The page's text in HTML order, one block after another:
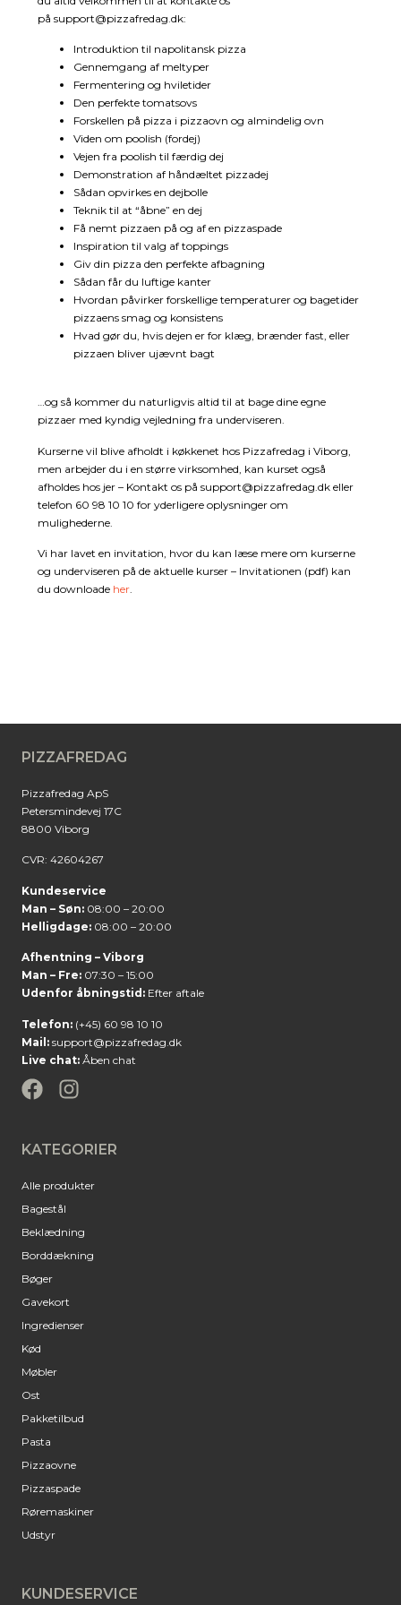
påsupport@pizzafredag.dk:
Introduktion til napolitansk pizza
Gennemgang af meltyper
Fermentering og hviletider
Den perfekte tomatsovs
Forskellen på pizza i pizzaovn og almindelig ovn
Viden om poolish (fordej)
Vejen fra poolish til færdig dej
Demonstration af håndæltet pizzadej
Sådan opvirkes en dejbolle
Teknik til at “åbne” en dej
Få nemt pizzaen på og af en pizzaspade
Inspiration til valg af toppings
Giv din pizza den perfekte afbagning
Sådan får du luftige kanter
Hvordan påvirker forskellige temperaturer og bagetider
pizzaens smag og konsistens
Hvad gør du, hvis dejen er for klæg, brænder fast, eller
pizzaen bliver ujævnt bagt
…og så kommer du naturligvis altid til at bage dine egne
pizzaer med kyndig vejledning fra underviseren.
Kurserne vil blive afholdt i køkkenet hos Pizzafredag i Viborg,
men arbejder du i en større virksomhed, kan kurset også
afholdes hos jer – Kontakt os påsupport@pizzafredag.dk eller
telefon 60 98 10 10 for yderligere oplysninger om
mulighederne.
Vi har lavet en invitation, hvor du kan læse mere om kurserne
og underviseren på de aktuelle kurser – Invitationen (pdf) kan
du downloade her.
PIZZAFREDAG
Pizzafredag ApS
Petersmindevej 17C
8800 Viborg
CVR: 42604267
Kundeservice
Man – Søn: 08:00 – 20:00
Helligdage: 08:00 – 20:00
Afhentning – Viborg
Man – Fre: 07:30 – 15:00
Udenfor åbningstid: Efter aftale
Telefon: (+45) 60 98 10 10
Mail: support@pizzafredag.dk
Live chat: Åben chat
KATEGORIER
Alle produkter
Bagestål
Beklædning
Borddækning
Bøger
Gavekort
Ingredienser
Kød
Møbler
Ost
Pakketilbud
Pasta
Pizzaovne
Pizzaspade
Røremaskiner
Udstyr
KUNDESERVICE